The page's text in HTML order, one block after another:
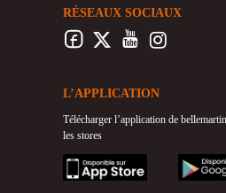
RÉSEAUX SOCIAUX
L’APPLICATION
Télécharger l’application de
les stores
appstore googleplay